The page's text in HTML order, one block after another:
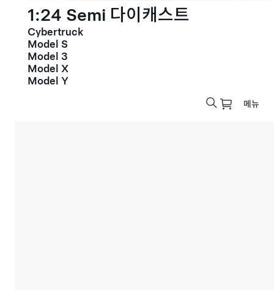
1:24 Semi 다이캐스트
Cybertruck
Model S
Model 3
Model X
Model Y
메뉴